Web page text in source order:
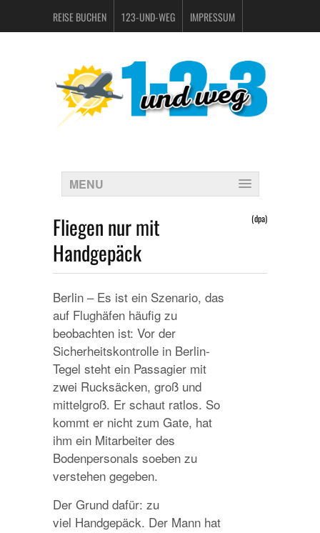
REISE BUCHEN 123-UND-WEG IMPRESSUM
MENU
Fliegen nur mit
Handgepäck
(dpa)
Berlin – Es ist ein Szenario, das
auf Flughäfen häufig zu
beobachten ist: Vor der
Sicherheitskontrolle in Berlin-
Tegel steht ein Passagier mit
zwei Rucksäcken, groß und
mittelgroß. Er schaut ratlos. So
kommt er nicht zum Gate, hat
ihm ein Mitarbeiter des
Bodenpersonals soeben zu
verstehen gegeben.
Der Grund dafür: zu
viel Handgepäck. Der Mann hat